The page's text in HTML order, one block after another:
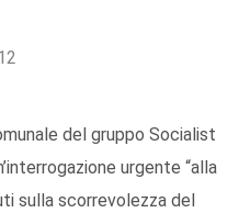
del gruppo Socialist
urgente “alla
sulla scorrevolezza del